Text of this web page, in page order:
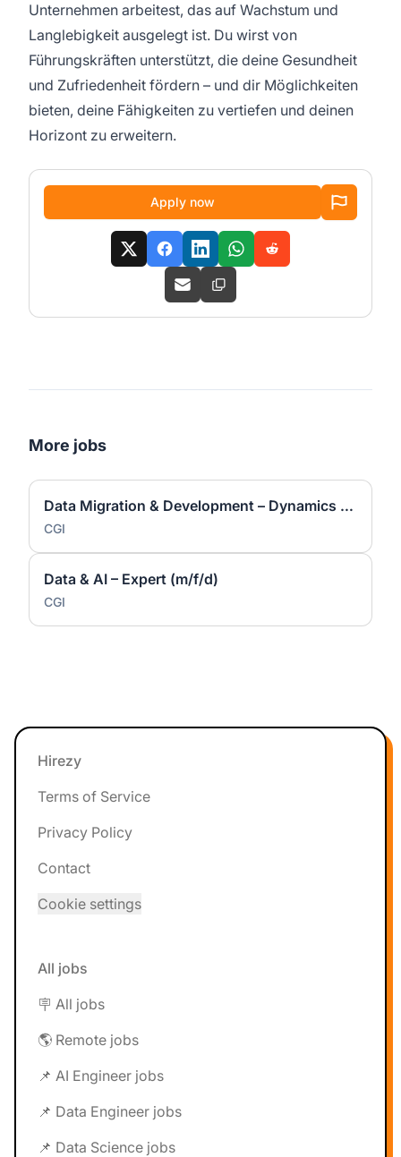
Unternehmen arbeitest, das auf Wachstum und
Langlebigkeit ausgelegt ist. Du wirst von
Führungskräften unterstützt, die deine Gesundheit
und Zufriedenheit fördern – und dir Möglichkeiten
bieten, deine Fähigkeiten zu vertiefen und deinen
Horizont zu erweitern.
Apply now
More jobs
Data Migration & Development – Dynamics 365 / Power Platform (m/w/d)
CGI
Data & AI – Expert (m/f/d)
CGI
Footer
Hirezy
Terms of Service
Privacy Policy
Contact
Cookie settings
All jobs
🪧 All jobs
🌎 Remote jobs
📌 AI Engineer jobs
📌 Data Engineer jobs
📌 Data Science jobs